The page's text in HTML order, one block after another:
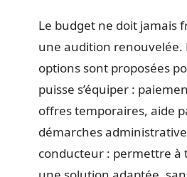
Le budget ne doit jamais
une audition renouvelée.
options sont proposées
puisse s’équiper :
offres temporaires, aide
démarches
conducteur : permettre à